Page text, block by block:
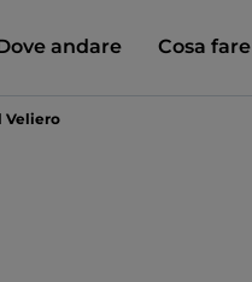
andare Cosa fare
Veliero